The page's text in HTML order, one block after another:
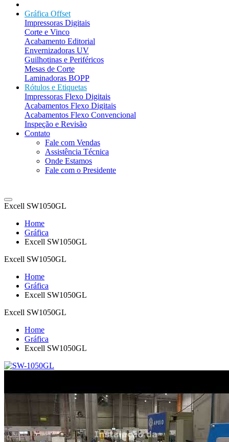
Gráfica Offset
Impressoras Digitais
Corte e Vinco
Acabamento Editorial
Envernizadoras UV
Guilhotinas e Periféricos
Mesas de Corte
Laminadoras BOPP
Rótulos e Etiquetas
Impressoras Flexo Digitais
Acabamentos Flexo Digitais
Acabamentos Flexo Convencional
Inspeção e Revisão
Contato
Fale com Vendas
Assistência Técnica
Onde Estamos
Fale com o Presidente
Excell SW1050GL
Home
Gráfica
Excell SW1050GL
Excell SW1050GL
Home
Gráfica
Excell SW1050GL
Excell SW1050GL
Home
Gráfica
Excell SW1050GL